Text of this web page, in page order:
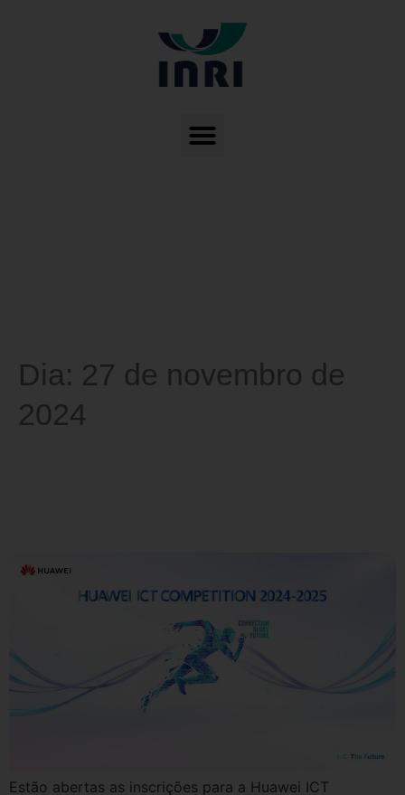
Dia: 27 de novembro de
2024
Estão abertas as inscrições para a Huawei ICT